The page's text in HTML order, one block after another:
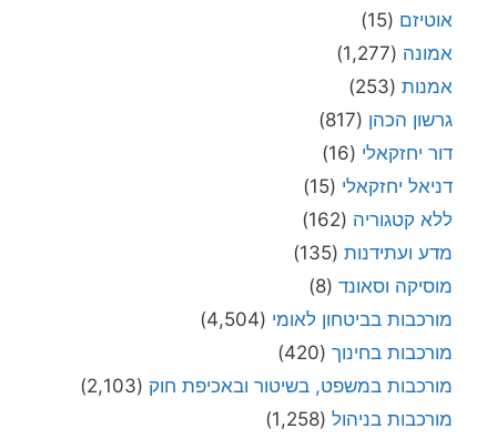
אוטיזם (15)
אמונה (1,277)
אמנות (253)
גרשון הכהן (817)
דור יחזקאלי (16)
דניאל יחזקאלי (15)
ללא קטגוריה (162)
מדע ועתידנות (135)
מוסיקה וסאונד (8)
מורכבות בביטחון לאומי (4,504)
מורכבות בחינוך (420)
מורכבות במשפט, בשיטור ובאכיפת חוק (2,103)
מורכבות בניהול (1,258)